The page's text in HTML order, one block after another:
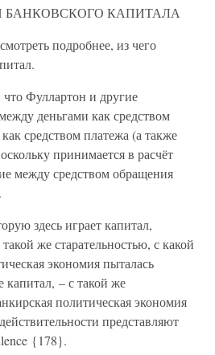
БАНКОВСКОГО КАПИТАЛА
подробнее, из чего
Фуллартон и другие
деньгами как средством
средством платежа (а также
принимается в расчёт
между средством обращения
здесь играет капитал,
же старательностью, с какой
экономия пыталась
капитал, – с такой же
политическая экономия
представляют
{178}.